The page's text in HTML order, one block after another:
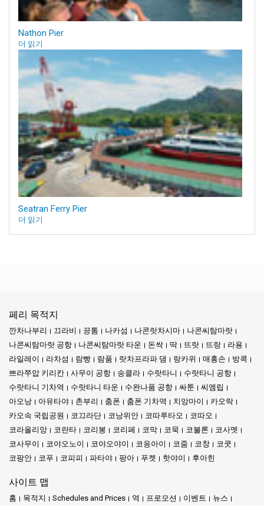
Nathon Pier
더 읽기
Seatran Ferry Pier
더 읽기
페리 목적지
깐차나부리 끄라비 끙톰 나카섬 나콘랏차시마
나콘씨탐마랏
나콘씨탐마랏 공항
나콘씨탐마랏 타운 돈싹 딱 뜨랏 뜨랑
라용
라일레이
라차섬 람빵 람품 랏차프라파 댐 랑카위 매홍손
방콕
쁘라쭈압 키리칸
사무이 공항 송클라 수랏타니
수랏타니 공항
수랏타니 기차역
수랏타니 타운 수완나품 공항 싸툰
씨엠립
아오낭
아유타야 촌부리 춤폰 춤폰 기차역 치앙마이
카오락
카오속 국립공원
코끄라단 코낭위안 코따루타오
코따오
코라올리앙
코란타 코리봉 코리페 코막 코묵 코불론
코사멧
코사무이
코야오노이 코야오야이 코응아이 코줌 코창
코쿳
코팡안
코푸 코피피 파타야 팡아 푸켓 핫야이 후아힌
사이트 맵
홈 목적지 Schedules and Prices 역 프로모션 이벤트
뉴스